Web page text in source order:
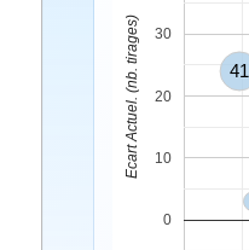
41
0
10
20
30
Ecart Actuel. (nb. tirages)